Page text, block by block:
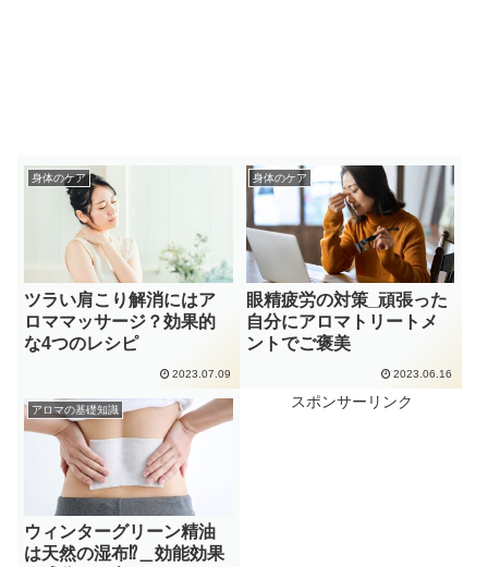
身体のケア
ツラい肩こり解消にはア
ロママッサージ？効果的
な4つのレシピ
2023.07.09
身体のケア
眼精疲労の対策_頑張った
自分にアロマトリートメ
ントでご褒美
2023.06.16
アロマの基礎知識
ウィンターグリーン精油
は天然の湿布⁉︎＿効能効果
スポンサーリンク